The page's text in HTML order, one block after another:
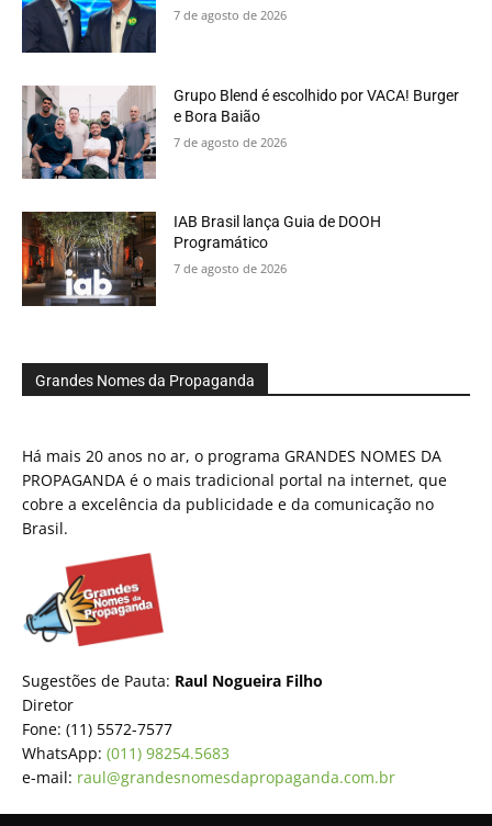
7 de agosto de 2026
Grupo Blend é escolhido por VACA! Burger
e Bora Baião
7 de agosto de 2026
IAB Brasil lança Guia de DOOH
Programático
7 de agosto de 2026
Grandes Nomes da Propaganda
Há mais 20 anos no ar, o programa GRANDES NOMES DA
PROPAGANDA é o mais tradicional portal na internet, que
cobre a excelência da publicidade e da comunicação no
Brasil.
Sugestões de Pauta: Raul Nogueira Filho
Diretor
Fone: (11) 5572-7577
WhatsApp: (011) 98254.5683
e-mail: raul@grandesnomesdapropaganda.com.br